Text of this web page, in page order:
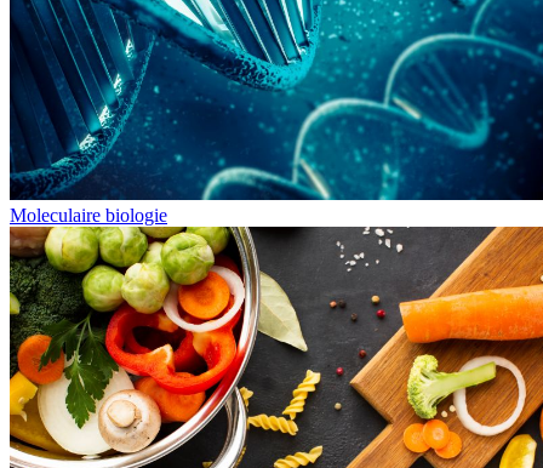
Moleculaire biologie